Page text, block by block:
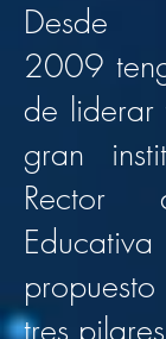
Desde
2009
de liderar
gran
Rector
tres